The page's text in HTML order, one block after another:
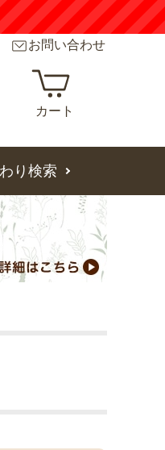
お問い合わせ
カート
り検索